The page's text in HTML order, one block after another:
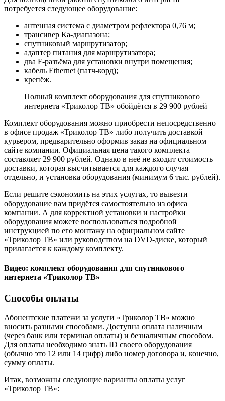
потребуется следующее оборудование:
антенная система с диаметром рефлектора 0,76 м;
трансивер Ка-диапазона;
спутниковый маршрутизатор;
адаптер питания для маршрутизатора;
два F-разъёма для установки внутри помещения;
кабель Ethernet (патч-корд);
крепёж.
Полный комплект оборудования для спутникового
интернета «Триколор ТВ» обойдётся в 29 900 рублей
Комплект оборудования можно приобрести непосредственно
в офисе продаж «Триколор ТВ» либо получить доставкой
курьером, предварительно оформив заказ на официальном
сайте компании. Официальная цена такого комплекта
составляет 29 900 рублей. Однако в неё не входит стоимость
доставки, которая высчитывается для каждого случая
отдельно, и установка оборудования (минимум 6 тыс. рублей).
Если решите сэкономить на этих услугах, то вывезти
оборудование вам придётся самостоятельно из офиса
компании. А для корректной установки и настройки
оборудования можете воспользоваться подробной
инструкцией по его монтажу на официальном сайте
«Триколор ТВ» или руководством на DVD-диске, который
прилагается к каждому комплекту.
Видео: комплект оборудования для спутникового
интернета «Триколор ТВ»
Способы оплаты
Абонентские платежи за услуги «Триколор ТВ» можно
вносить разными способами. Доступна оплата наличным
(через банк или терминал оплаты) и безналичным способом.
Для оплаты необходимо знать ID своего оборудования
(обычно это 12 или 14 цифр) либо номер договора и, конечно,
сумму оплаты.
Итак, возможны следующие варианты оплаты услуг
«Триколор ТВ»: